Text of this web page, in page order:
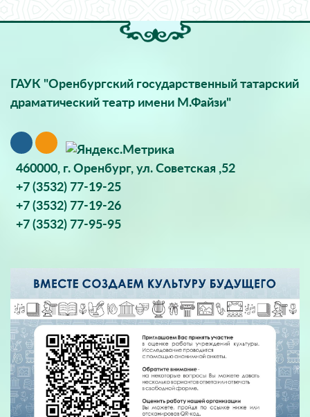
ГАУК "Оренбургский государственный татарский
драматический театр имени М.Файзи"
460000, г. Оренбург, ул. Советская ,52
+7 (3532) 77-19-25
+7 (3532) 77-19-26
+7 (3532) 77-95-95